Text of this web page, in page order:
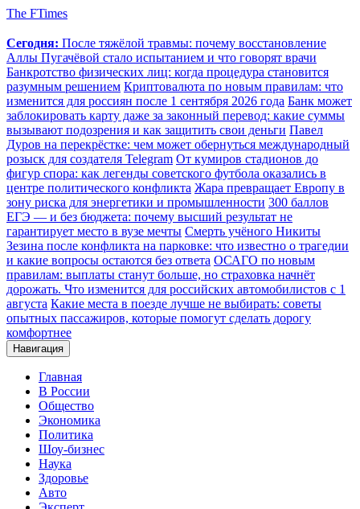
The FTimes
Сегодня: После тяжёлой травмы: почему восстановление
Аллы Пугачёвой стало испытанием и что говорят врачи
Банкротство физических лиц: когда процедура становится
разумным решением Криптовалюта по новым правилам: что
изменится для россиян после 1 сентября 2026 года Банк может
заблокировать карту даже за законный перевод: какие суммы
вызывают подозрения и как защитить свои деньги Павел
Дуров на перекрёстке: чем может обернуться международный
розыск для создателя Telegram От кумиров стадионов до
фигур спора: как легенды советского футбола оказались в
центре политического конфликта Жара превращает Европу в
зону риска для энергетики и промышленности 300 баллов
ЕГЭ — и без бюджета: почему высший результат не
гарантирует место в вузе мечты Смерть учёного Никиты
Зезина после конфликта на парковке: что известно о трагедии
и какие вопросы остаются без ответа ОСАГО по новым
правилам: выплаты станут больше, но страховка начнёт
дорожать. Что изменится для российских автомобилистов с 1
августа Какие места в поезде лучше не выбирать: советы
опытных пассажиров, которые помогут сделать дорогу
комфортнее
Навигация
Главная
В России
Общество
Экономика
Политика
Шоу-бизнес
Наука
Здоровье
Авто